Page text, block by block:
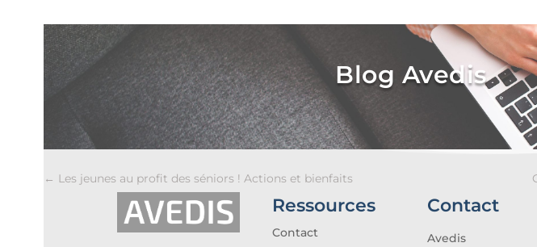
Blog Avedis
← Les jeunes au profit des séniors ! Actions et bienfaits
Ressources
Contact
Contact
Avedis